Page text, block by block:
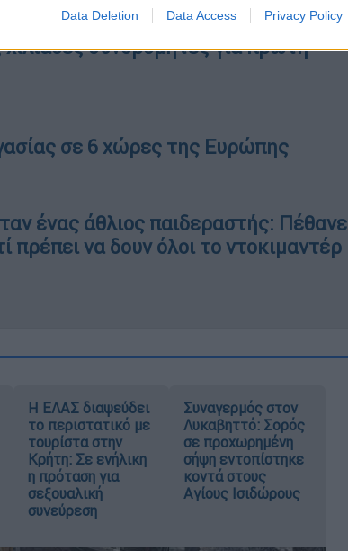
Data Deletion Data Access Privacy Policy
συνδρομητές για πρώτη
σε 6 χώρες της Ευρώπης
ένας άθλιος παιδεραστής: Πέθανε
πρέπει να δουν όλοι το ντοκιμαντέρ
Η ΕΛΑΣ διαψεύδει
το περιστατικό με
τουρίστα στην
Κρήτη: Σε ενήλικη
η πρόταση για
σεξουαλική
συνεύρεση
Συναγερμός στον
Λυκαβηττό: Σορός
σε προχωρημένη
σήψη εντοπίστηκε
κοντά στους
Αγίους Ισιδώρους